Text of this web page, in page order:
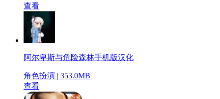
查看
阿尔卑斯与危险森林手机版汉化
角色扮演 | 353.0MB
查看